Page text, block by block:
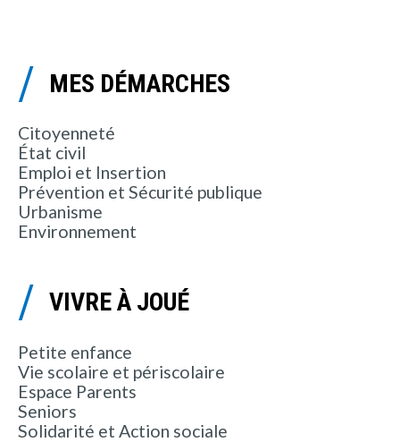
MES DÉMARCHES
Citoyenneté
État civil
Emploi et Insertion
Prévention et Sécurité publique
Urbanisme
Environnement
VIVRE À JOUÉ
Petite enfance
Vie scolaire et périscolaire
Espace Parents
Seniors
Solidarité et Action sociale